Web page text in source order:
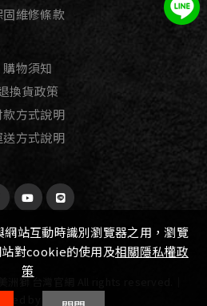
固維修條款
購物須知
換貨政策
款方式說明
送方式說明
洲獅 台灣官網 All rights reserved.│
by
Witting
站互動時識別瀏覽器之用，瀏覽
對cookie的使用及相關隱私權政
策